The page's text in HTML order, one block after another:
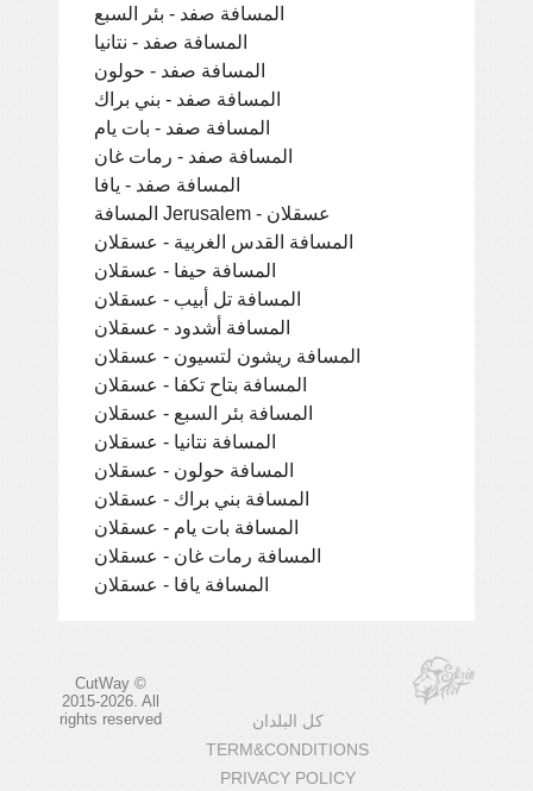
المسافة صفد - بئر السبع
المسافة صفد - نتانيا
المسافة صفد - حولون
المسافة صفد - بني براك
المسافة صفد - بات يام
المسافة صفد - رمات غان
المسافة صفد - يافا
المسافة Jerusalem - عسقلان
المسافة القدس الغربية - عسقلان
المسافة حيفا - عسقلان
المسافة تل أبيب - عسقلان
المسافة أشدود - عسقلان
المسافة ريشون لتسيون - عسقلان
المسافة بتاح تكفا - عسقلان
المسافة بئر السبع - عسقلان
المسافة نتانيا - عسقلان
المسافة حولون - عسقلان
المسافة بني براك - عسقلان
المسافة بات يام - عسقلان
المسافة رمات غان - عسقلان
المسافة يافا - عسقلان
CutWay ©
2015-2026. All
rights reserved
كل البلدان
TERM&CONDITIONS
PRIVACY POLICY